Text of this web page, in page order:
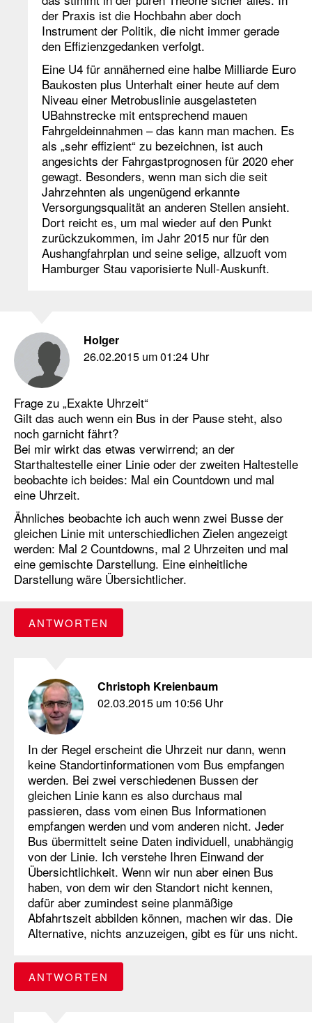
der Praxis ist die Hochbahn aber doch
Instrument der Politik, die nicht immer gerade
den Effizienzgedanken verfolgt.
Eine U4 für annäherned eine halbe Milliarde Euro
Baukosten plus Unterhalt einer heute auf dem
Niveau einer Metrobuslinie ausgelasteten
UBahnstrecke mit entsprechend mauen
Fahrgeldeinnahmen – das kann man machen. Es
als „sehr effizient“ zu bezeichnen, ist auch
angesichts der Fahrgastprognosen für 2020 eher
gewagt. Besonders, wenn man sich die seit
Jahrzehnten als ungenügend erkannte
Versorgungsqualität an anderen Stellen ansieht.
Dort reicht es, um mal wieder auf den Punkt
zurückzukommen, im Jahr 2015 nur für den
Aushangfahrplan und seine selige, allzuoft vom
Hamburger Stau vaporisierte Null-Auskunft.
Holger
26.02.2015 um 01:24 Uhr
Frage zu „Exakte Uhrzeit“
Gilt das auch wenn ein Bus in der Pause steht, also
noch garnicht fährt?
Bei mir wirkt das etwas verwirrend; an der
Starthaltestelle einer Linie oder der zweiten Haltestelle
beobachte ich beides: Mal ein Countdown und mal
eine Uhrzeit.
Ähnliches beobachte ich auch wenn zwei Busse der
gleichen Linie mit unterschiedlichen Zielen angezeigt
werden: Mal 2 Countdowns, mal 2 Uhrzeiten und mal
eine gemischte Darstellung. Eine einheitliche
Darstellung wäre Übersichtlicher.
ANTWORTEN
Christoph Kreienbaum
02.03.2015 um 10:56 Uhr
In der Regel erscheint die Uhrzeit nur dann, wenn
keine Standortinformationen vom Bus empfangen
werden. Bei zwei verschiedenen Bussen der
gleichen Linie kann es also durchaus mal
passieren, dass vom einen Bus Informationen
empfangen werden und vom anderen nicht. Jeder
Bus übermittelt seine Daten individuell, unabhängig
von der Linie. Ich verstehe Ihren Einwand der
Übersichtlichkeit. Wenn wir nun aber einen Bus
haben, von dem wir den Standort nicht kennen,
dafür aber zumindest seine planmäßige
Abfahrtszeit abbilden können, machen wir das. Die
Alternative, nichts anzuzeigen, gibt es für uns nicht.
ANTWORTEN